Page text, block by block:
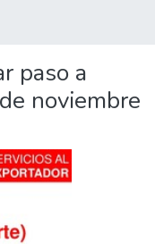
paso a
noviembre